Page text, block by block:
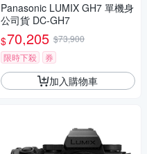
Panasonic LUMIX GH7 單機身
公司貨 DC-GH7
$70,205 $73,900
限時下殺
券
加入購物車